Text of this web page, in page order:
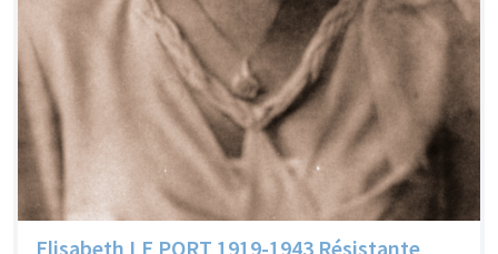
Elisabeth LE PORT 1919-1943 Résistante